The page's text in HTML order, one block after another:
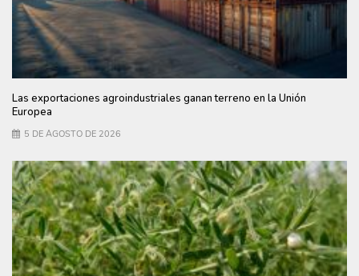
Las exportaciones agroindustriales ganan terreno en la Unión
Europea
5 DE AGOSTO DE 2026